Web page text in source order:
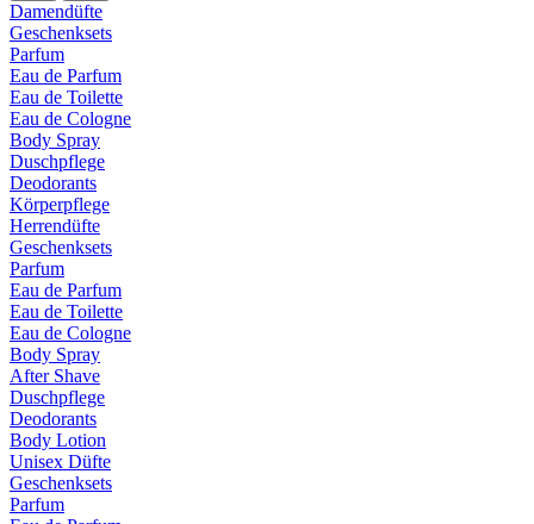
Damendüfte
Geschenksets
Parfum
Eau de Parfum
Eau de Toilette
Eau de Cologne
Body Spray
Duschpflege
Deodorants
Körperpflege
Herrendüfte
Geschenksets
Parfum
Eau de Parfum
Eau de Toilette
Eau de Cologne
Body Spray
After Shave
Duschpflege
Deodorants
Body Lotion
Unisex Düfte
Geschenksets
Parfum